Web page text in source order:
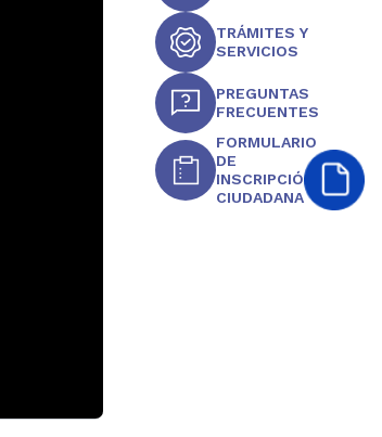
TRÁMITES Y
SERVICIOS
PREGUNTAS
FRECUENTES
FORMULARIO
DE
INSCRIPCIÓN
CIUDADANA